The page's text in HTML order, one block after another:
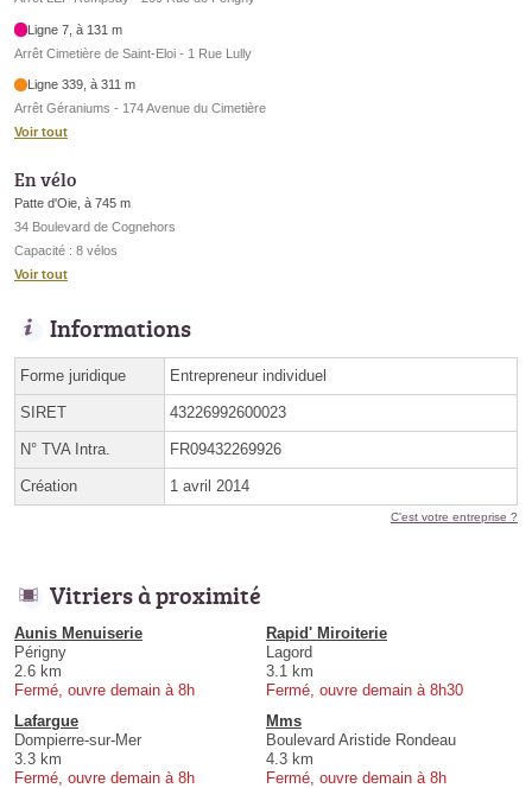
Ligne 7, à 131 m
Arrêt Cimetière de Saint-Eloi - 1 Rue Lully
Ligne 339, à 311 m
Arrêt Géraniums - 174 Avenue du Cimetière
Voir tout
En vélo
Patte d'Oie, à 745 m
34 Boulevard de Cognehors
Capacité : 8 vélos
Voir tout
Informations
Forme juridique Entrepreneur individuel
SIRET 43226992600023
N° TVA Intra. FR09432269926
Création 1 avril 2014
C'est votre entreprise ?
Vitriers à proximité
Aunis Menuiserie
Périgny
2.6 km
Fermé, ouvre demain à 8h
Rapid' Miroiterie
Lagord
3.1 km
Fermé, ouvre demain à 8h30
Lafargue
Dompierre-sur-Mer
3.3 km
Fermé, ouvre demain à 8h
Mms
Boulevard Aristide Rondeau
4.3 km
Fermé, ouvre demain à 8h